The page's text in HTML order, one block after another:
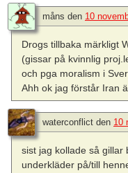
måns den 10
Drogs tillbaka märkligt
(gissar på kvinnlig
och pga moralism i
Ahh ok jag förstår Iran
waterconflict den 10
sist jag kollade så gillar
underkläder på/till